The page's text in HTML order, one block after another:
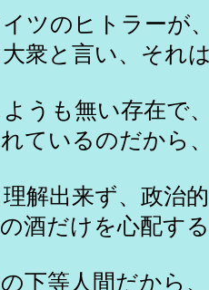
ツのヒトラーが
衆と言い、それ
うも無い存在で
ているのだから
解出来ず、政治
酒だけを心配す
下等人間だから